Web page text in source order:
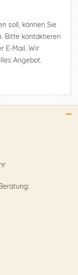
soll, können Sie
Bitte kontaktieren
E-Mail. Wir
Angebot.